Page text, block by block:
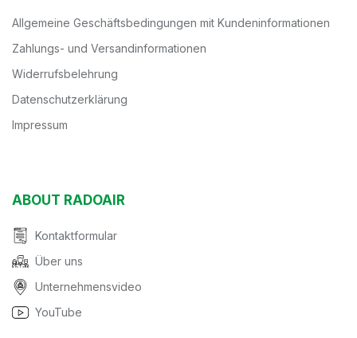
Allgemeine Geschäftsbedingungen mit Kundeninformationen
Zahlungs- und Versandinformationen
Widerrufsbelehrung
Datenschutzerklärung
Impressum
ABOUT RADOAIR
Kontaktformular
Über uns
Unternehmensvideo
YouTube